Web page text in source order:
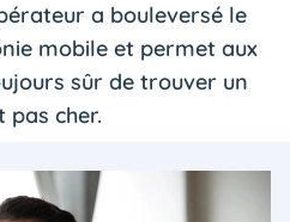
a bouleversé le
mobile et permet aux
sûr de trouver un
cher.